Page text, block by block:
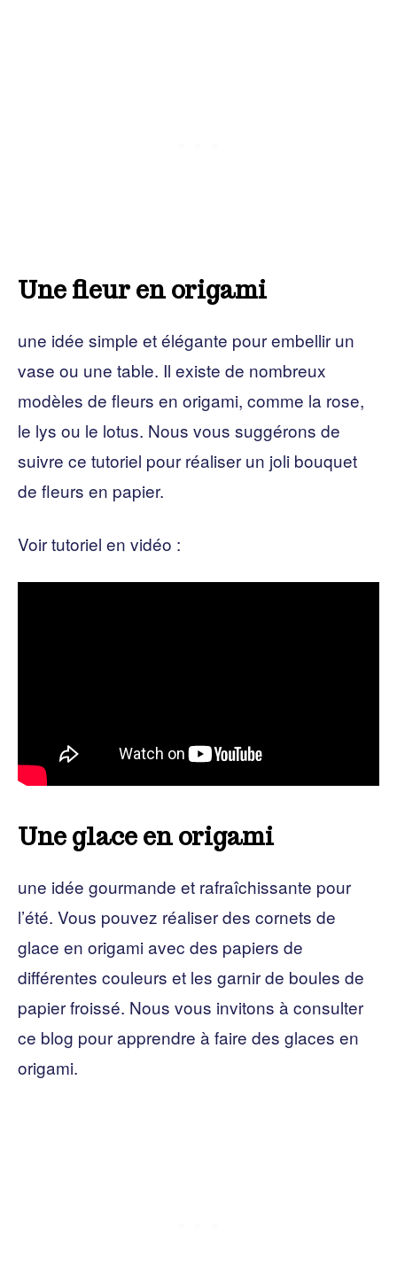
Une fleur en origami
une idée simple et élégante pour embellir un
vase ou une table. Il existe de nombreux
modèles de fleurs en origami, comme la rose,
le lys ou le lotus. Nous vous suggérons de
suivre ce tutoriel pour réaliser un joli bouquet
de fleurs en papier.
Voir tutoriel en vidéo :
Une glace en origami
une idée gourmande et rafraîchissante pour
l’été. Vous pouvez réaliser des cornets de
glace en origami avec des papiers de
différentes couleurs et les garnir de boules de
papier froissé. Nous vous invitons à consulter
ce blog pour apprendre à faire des glaces en
origami.